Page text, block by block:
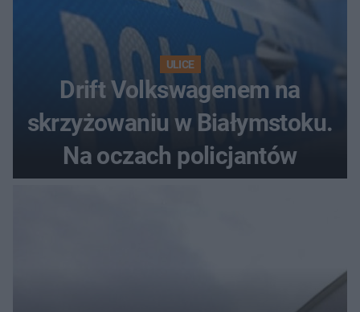
ULICE
Drift Volkswagenem na
skrzyżowaniu w Białymstoku.
Na oczach policjantów